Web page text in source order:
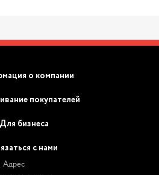
о компании
покупателей
Для бизнеса
с нами
Адрес